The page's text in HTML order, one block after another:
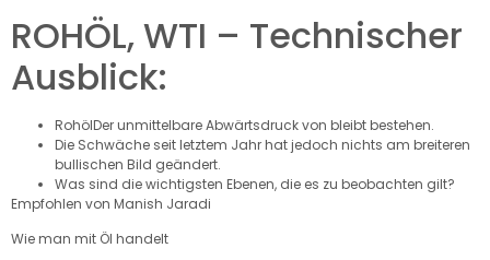
ROHÖL, WTI – Technischer
Ausblick:
RohölDer unmittelbare Abwärtsdruck von bleibt bestehen.
Die Schwäche seit letztem Jahr hat jedoch nichts am breiteren
bullischen Bild geändert.
Was sind die wichtigsten Ebenen, die es zu beobachten gilt?
Empfohlen von Manish Jaradi
Wie man mit Öl handelt